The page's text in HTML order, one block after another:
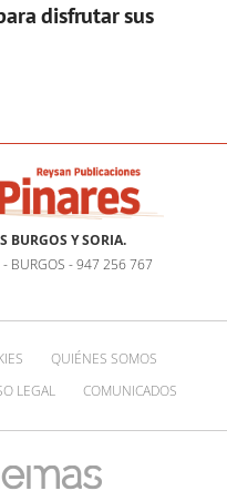
disfrutar sus
BURGOS Y SORIA.
- BURGOS - 947 256 767
QUIÉNES SOMOS
LEGAL COMUNICADOS